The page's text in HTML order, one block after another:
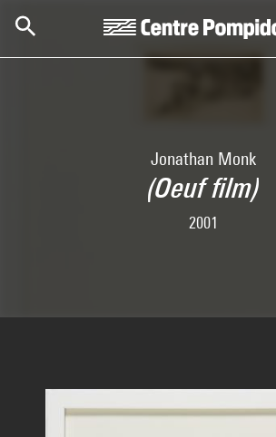
Jonathan Monk
(Oeuf film)
2001